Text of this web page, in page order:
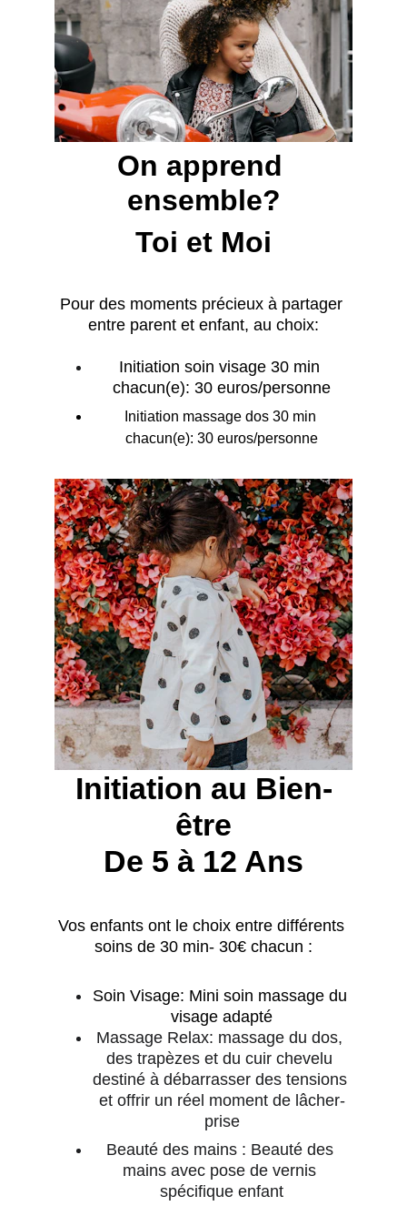
On apprend
ensemble?
Toi et Moi
Pour des moments précieux à partager
entre parent et enfant, au choix:
Initiation soin visage 30 min
chacun(e): 30 euros/personne
Initiation massage dos 30 min
chacun(e): 30 euros/personne
Initiation au Bien-
être
De 5 à 12 Ans
Vos enfants ont le choix entr​​​​​​​e différents
soins de 30 min- 30€ chacun :
Soin Visage: Mini soin massage du
visage adapté
Massage Relax: massage du dos,
des trapèzes et du cuir chevelu
destiné à débarrasser des tensions
et offrir un réel moment de lâcher-
prise
Beauté des mains : Beauté des
mains avec pose de vernis
spécifique enfant